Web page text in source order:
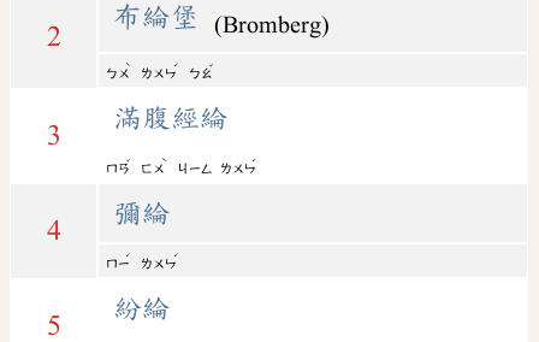
2
布綸堡 (Bromberg)
ㄅㄨ
ˋ
ㄌㄨㄣ
ˊ
ㄅㄠ
ˇ
3
滿腹經綸
ㄇㄢ
ˇ
ㄈㄨ
ˋ
ㄐㄧㄥ ㄌㄨㄣ
ˊ
4
彌綸
ㄇㄧ
ˊ
ㄌㄨㄣ
ˊ
5
紛綸